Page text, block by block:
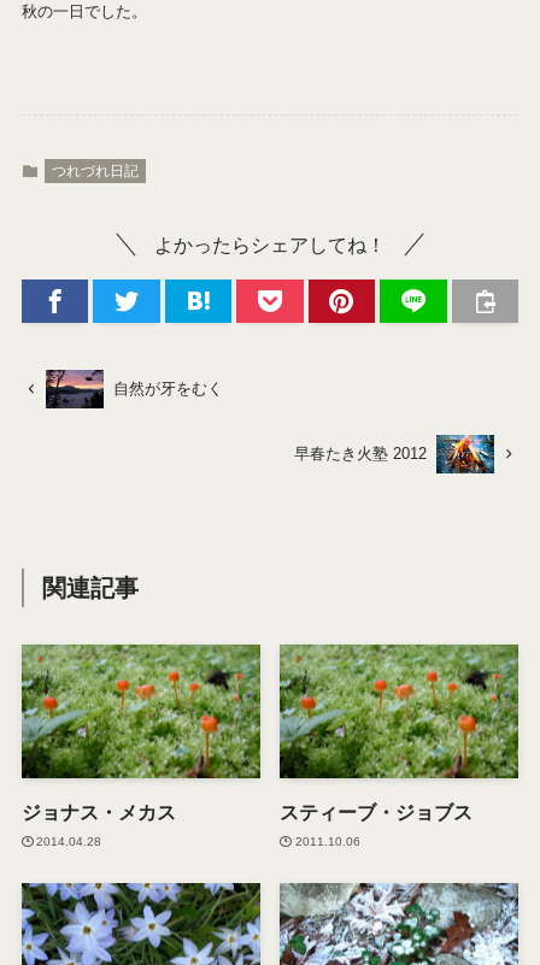
秋の一日でした。
つれづれ日記
よかったらシェアしてね！
自然が牙をむく
早春たき火塾 2012
関連記事
ジョナス・メカス
2014.04.28
スティーブ・ジョブス
2011.10.06